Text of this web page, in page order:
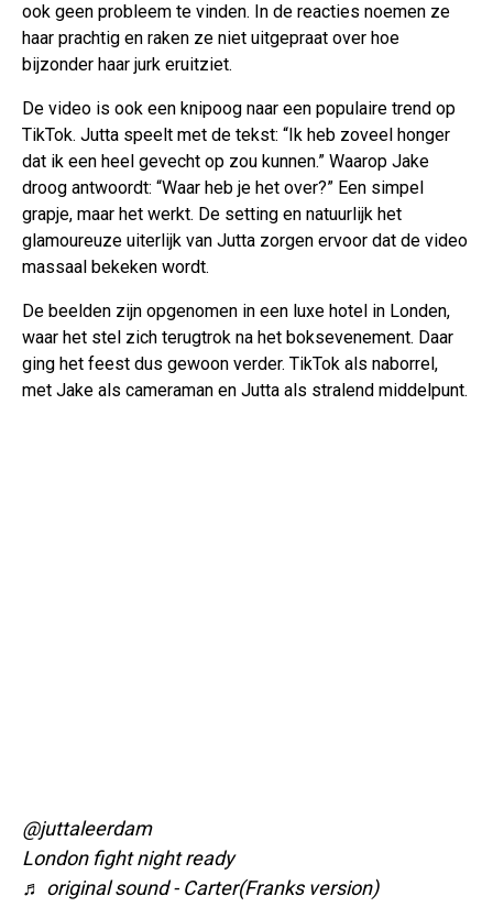
ook geen probleem te vinden. In de reacties noemen ze
haar prachtig en raken ze niet uitgepraat over hoe
bijzonder haar jurk eruitziet.
De video is ook een knipoog naar een populaire trend op
TikTok. Jutta speelt met de tekst: “Ik heb zoveel honger
dat ik een heel gevecht op zou kunnen.” Waarop Jake
droog antwoordt: “Waar heb je het over?” Een simpel
grapje, maar het werkt. De setting en natuurlijk het
glamoureuze uiterlijk van Jutta zorgen ervoor dat de video
massaal bekeken wordt.
De beelden zijn opgenomen in een luxe hotel in Londen,
waar het stel zich terugtrok na het boksevenement. Daar
ging het feest dus gewoon verder. TikTok als naborrel,
met Jake als cameraman en Jutta als stralend middelpunt.
@juttaleerdam
London fight night ready
♬ original sound - Carter(Franks version)